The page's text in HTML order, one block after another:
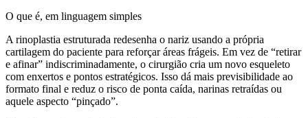
O que é, em linguagem simples
A rinoplastia estruturada redesenha o nariz usando a própria
cartilagem do paciente para reforçar áreas frágeis. Em vez de “retirar
e afinar” indiscriminadamente, o cirurgião cria um novo esqueleto
com enxertos e pontos estratégicos. Isso dá mais previsibilidade ao
formato final e reduz o risco de ponta caída, narinas retraídas ou
aquele aspecto “pinçado”.